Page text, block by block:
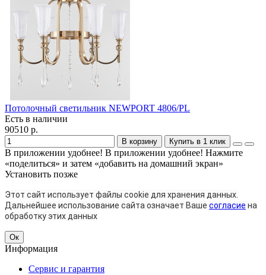
Потолочный светильник NEWPORT 4806/PL
Есть в наличии
90510 р.
В корзину Купить в 1 клик
В приложении удобнее! В приложении удобнее! Нажмите
«поделиться» и затем «добавить на домашний экран»
Установить позже
Этот сайт использует файлы cookie для хранения данных.
Дальнейшее использование сайта означает Ваше согласие на
обработку этих данных
Ок
Информация
Сервис и гарантия